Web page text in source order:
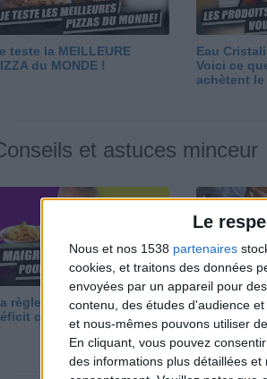
Le
Nous et nos 1538 partenaires
cookies, et traitons des données
envoyées par un appareil pour
contenu, des études d'audience
et nous-mêmes pouvons utiliser
En cliquant, vous pouvez
des informations plus détaillées
teste la MEILLEURE
du MONDE !
Eau
Voici ce
achètent le
et astuces minceur
règle N°1 pour maigrir : le
calorique
Perdre 10
est